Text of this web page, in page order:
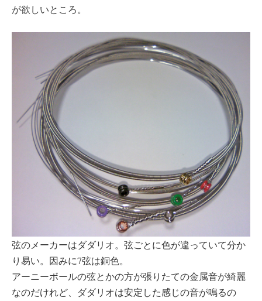
が欲しいところ。
弦のメーカーはダダリオ。弦ごとに色が違っていて分か
り易い。因みに7弦は銅色。
アーニーボールの弦とかの方が張りたての金属音が綺麗
なのだけれど、ダダリオは安定した感じの音が鳴るの